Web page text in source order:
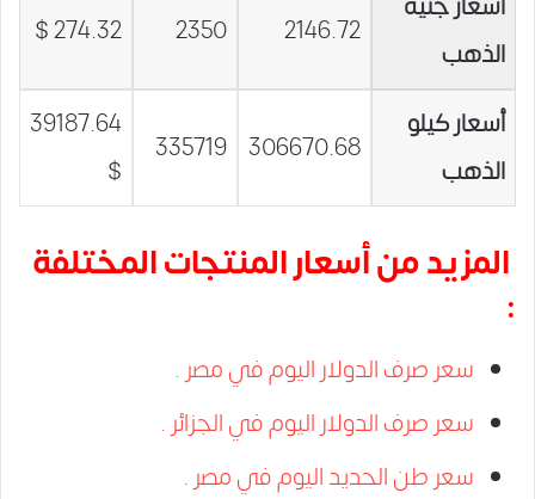
الذهب
2146.72
2350
274.32 $
أسعار كيلو
الذهب
306670.68
335719
39187.64
$
المزيد من أسعار المنتجات المختلفة
:
سعر صرف الدولار اليوم في مصر .
سعر صرف الدولار اليوم في الجزائر .
سعر طن الحديد اليوم في مصر .